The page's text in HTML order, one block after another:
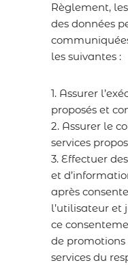
Règlement,
des données
les suivantes :
1. Assurer
proposés et
2. Assurer le
services
3. Effectuer
et
après
l’utilisateur et
ce
de promotions
services du